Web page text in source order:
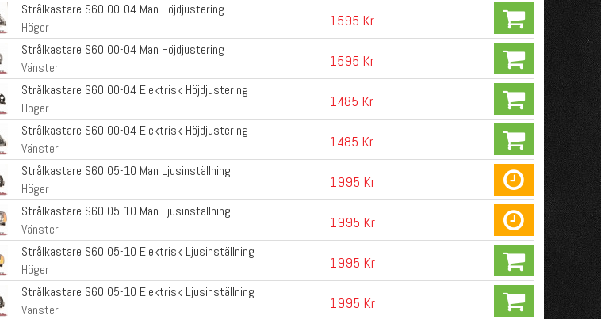
Strålkastare S60 00-04 Man Höjdjustering
Höger
1595 Kr
Strålkastare S60 00-04 Man Höjdjustering
Vänster
1595 Kr
Strålkastare S60 00-04 Elektrisk Höjdjustering
Höger
1485 Kr
Strålkastare S60 00-04 Elektrisk Höjdjustering
Vänster
1485 Kr
Strålkastare S60 05-10 Man Ljusinställning
Höger
1995 Kr
Strålkastare S60 05-10 Man Ljusinställning
Vänster
1995 Kr
Strålkastare S60 05-10 Elektrisk Ljusinställning
Höger
1995 Kr
Strålkastare S60 05-10 Elektrisk Ljusinställning
Vänster
1995 Kr